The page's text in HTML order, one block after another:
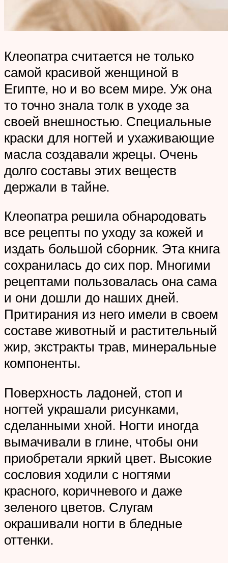
Клеопатра считается не только
самой красивой женщиной в
Египте, но и во всем мире. Уж она
то точно знала толк в уходе за
своей внешностью. Специальные
краски для ногтей и ухаживающие
масла создавали жрецы. Очень
долго составы этих веществ
держали в тайне.
Клеопатра решила обнародовать
все рецепты по уходу за кожей и
издать большой сборник. Эта книга
сохранилась до сих пор. Многими
рецептами пользовалась она сама
и они дошли до наших дней.
Притирания из него имели в своем
составе животный и растительный
жир, экстракты трав, минеральные
компоненты.
Поверхность ладоней, стоп и
ногтей украшали рисунками,
сделанными хной. Ногти иногда
вымачивали в глине, чтобы они
приобретали яркий цвет. Высокие
сословия ходили с ногтями
красного, коричневого и даже
зеленого цветов. Слугам
окрашивали ногти в бледные
оттенки.